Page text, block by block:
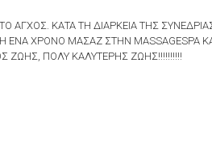
ΚΑΤΑ ΤΗ ΔΙΑΡΚΕΙΑ ΤΗΣ
ΕΝΑ ΧΡΟΝΟ ΜΑΣΑΖ ΣΤΗΝ MASSAGESPA
ΖΩΗΣ, ΠΟΛΥ ΚΑΛΥΤΕΡΗΣ ΖΩΗΣ!!!!!!!!!!